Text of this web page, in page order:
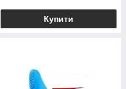
Купити